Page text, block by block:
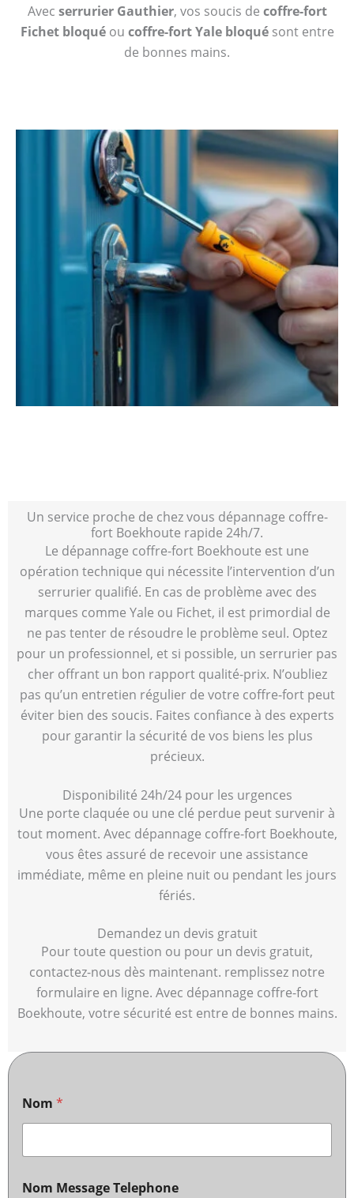
Avec serrurier Gauthier, vos soucis de coffre-fort
Fichet bloquéou coffre-fort Yale bloquésont entre
de bonnes mains.
Un service proche de chez vous dépannage coffre-
fort Boekhoute rapide 24h/7.
Le dépannage coffre-fort Boekhoute est une
opération technique qui nécessite l’intervention d’un
serrurier qualifié. En cas de problème avec des
marques comme Yale ou Fichet, il est primordial de
ne pas tenter de résoudre le problème seul. Optez
pour un professionnel, et si possible, un serrurier pas
cher offrant un bon rapport qualité-prix. N’oubliez
pas qu’un entretien régulier de votre coffre-fort peut
éviter bien des soucis. Faites confiance à des experts
pour garantir la sécurité de vos biens les plus
précieux.
Disponibilité 24h/24 pour les urgences
Une porte claquée ou une clé perdue peut survenir à
tout moment. Avec dépannage coffre-fort Boekhoute,
vous êtes assuré de recevoir une assistance
immédiate, même en pleine nuit ou pendant les jours
fériés.
Demandez un devis gratuit
Pour toute question ou pour un devis gratuit,
contactez-nous dès maintenant. remplissez notre
formulaire en ligne. Avec dépannage coffre-fort
Boekhoute, votre sécurité est entre de bonnes mains.
Nom *
Nom Message Telephone